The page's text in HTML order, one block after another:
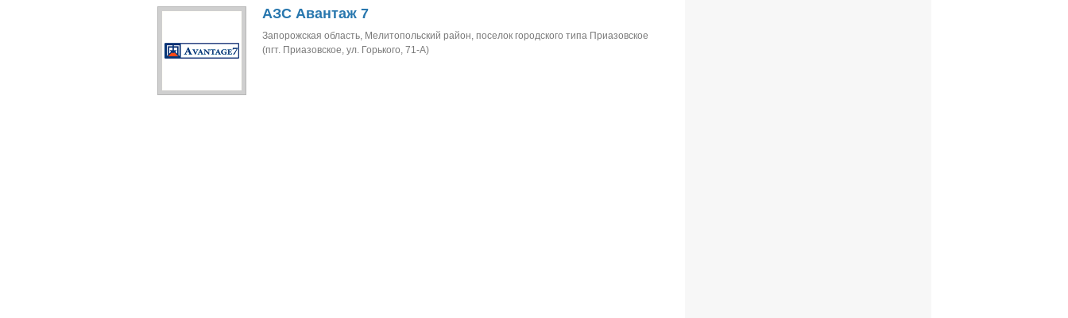
АЗС Авантаж 7
Запорожская область, Мелитопольский район, поселок городского типа Приазовское
(пгт. Приазовское, ул. Горького, 71-А)